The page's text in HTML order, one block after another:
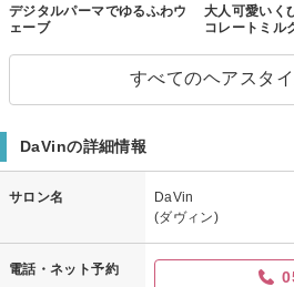
デジタルパーマでゆるふわウ
ェーブ
大人可愛いく
コレートミル
すべてのヘアスタ
DaVinの詳細情報
サロン名
DaVin
(ダヴィン)
電話・ネット予約